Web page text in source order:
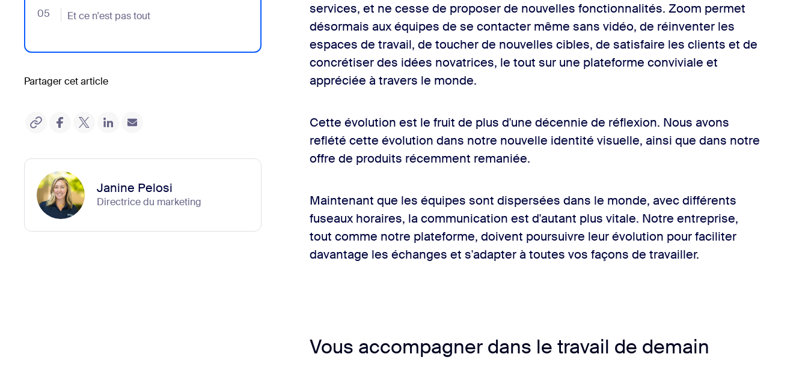
05 Et ce n'est pas tout
- Jumplink to Et ce n'est pas tout
Partager cet article
Janine Pelosi
Directrice du marketing
services, et ne cesse de proposer de nouvelles fonctionnalités. Zoom permet
désormais aux équipes de se contacter même sans vidéo, de réinventer les
espaces de travail, de toucher de nouvelles cibles, de satisfaire les clients et de
concrétiser des idées novatrices, le tout sur une plateforme conviviale et
appréciée à travers le monde.
Cette évolution est le fruit de plus d'une décennie de réflexion. Nous avons
reflété cette évolution dans notre nouvelle identité visuelle, ainsi que dans notre
offre de produits récemment remaniée.
Maintenant que les équipes sont dispersées dans le monde, avec différents
fuseaux horaires, la communication est d'autant plus vitale. Notre entreprise,
tout comme notre plateforme, doivent poursuivre leur évolution pour faciliter
davantage les échanges et s'adapter à toutes vos façons de travailler.
Vous accompagner dans le travail de demain